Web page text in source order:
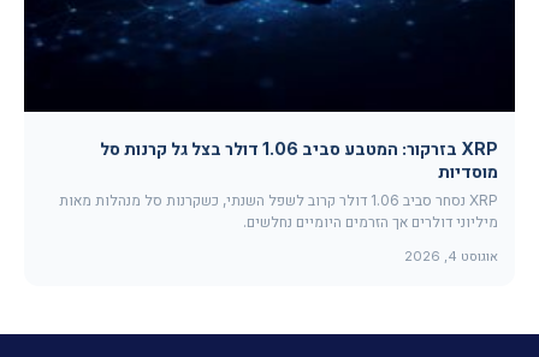
XRP בזרקור: המטבע סביב 1.06 דולר בצל גל קרנות סל
מוסדיות
XRP נסחר סביב 1.06 דולר קרוב לשפל השנתי, כשקרנות סל מנהלות מאות
מיליוני דולרים אך הזרמים היומיים נחלשים.
אוגוסט 4, 2026